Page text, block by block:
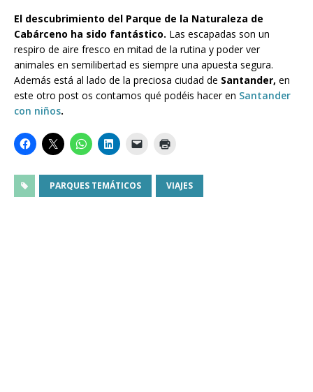
El descubrimiento del Parque de la Naturaleza de
Cabárceno ha sido fantástico. Las escapadas son un
respiro de aire fresco en mitad de la rutina y poder ver
animales en semilibertad es siempre una apuesta segura.
Además está al lado de la preciosa ciudad de Santander, en
este otro post os contamos qué podéis hacer en Santander
con niños.
PARQUES TEMÁTICOS VIAJES